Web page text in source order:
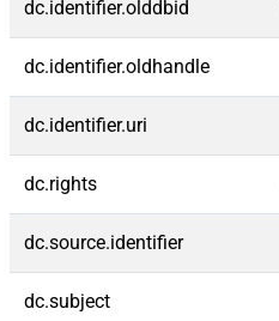
dc.identifier.olddbid
dc.identifier.oldhandle
dc.identifier.uri
dc.rights
dc.source.identifier
dc.subject